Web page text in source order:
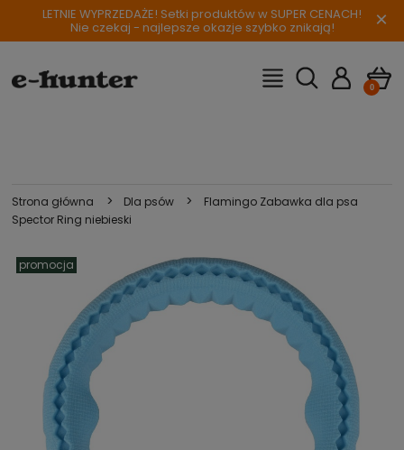
LETNIE WYPRZEDAŻE! Setki produktów w SUPER CENACH!
Nie czekaj - najlepsze okazje szybko znikają! ×
Strona główna > Dla psów >
Flamingo Zabawka dla psa
Spector Ring niebieski
promocja